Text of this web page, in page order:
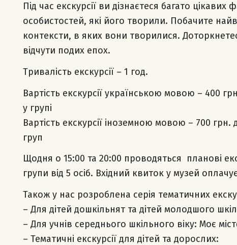
Під час екскурсії ви дізнаєтеся багато
особистостей, які його творили. Побачите
контексти, в яких вони творилися.
відчути подих епох.
Тривалість екскурсії – 1 год.
Вартість екскурсії українською мовою – 400
у групі
Вартість екскурсії іноземною мовою – 700
груп
Щодня о 15:00 та 20:00 проводяться планові
групи від 5 осіб. Вхідний квиток у музей
Також у нас розроблена серія тематичних
– Для дітей дошкільнят та дітей молодшого
– Для учнів середнього шкільного віку: Моє
– Тематичні екскурсії для дітей та дорослих: